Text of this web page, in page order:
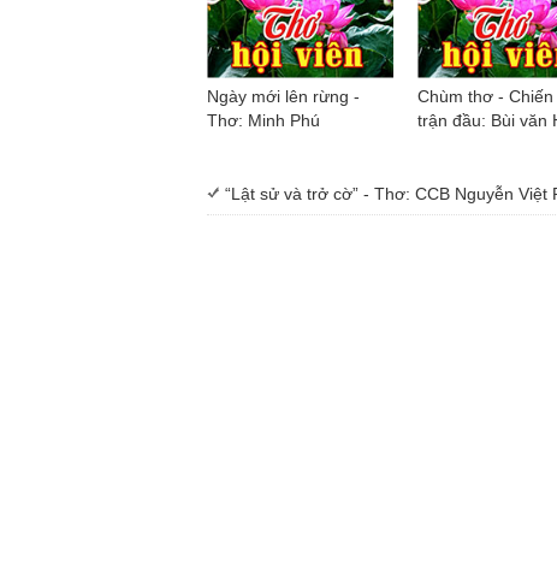
Ngày mới lên rừng -
Thơ: Minh Phú
Chùm thơ - Chiến
trận đầu: Bùi văn
“Lật sử và trở cờ” - Thơ: CCB Nguyễn Việt